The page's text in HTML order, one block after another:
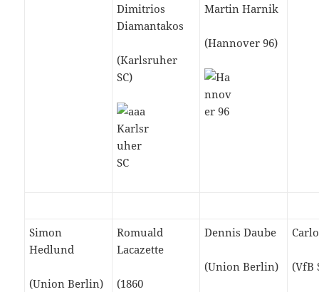
Dimitrios
Diamantakos
(Karlsruher
SC)
Martin Harnik
(Hannover 96)
Simon
Hedlund
(Union Berlin)
Romuald
Lacazette
(1860
Dennis Daube
(Union Berlin) (VfB